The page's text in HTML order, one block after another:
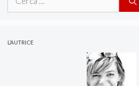
per:
L’AUTRICE